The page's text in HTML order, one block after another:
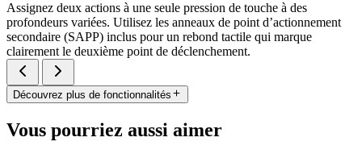
Assignez deux actions à une seule pression de touche à des
profondeurs variées. Utilisez les anneaux de point d’actionnement
secondaire (SAPP) inclus pour un rebond tactile qui marque
clairement le deuxième point de déclenchement.
Découvrez plus de fonctionnalités
Vous pourriez aussi aimer